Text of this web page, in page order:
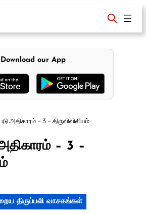
Download our App
அதிகாரம் – 3 – திருவிவிலியம்
அதிகாரம் – 3 –
திருப்பலி வாசகங்கள்